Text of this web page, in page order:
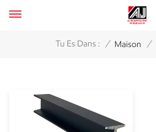
Tu Es Dans : / Maison /